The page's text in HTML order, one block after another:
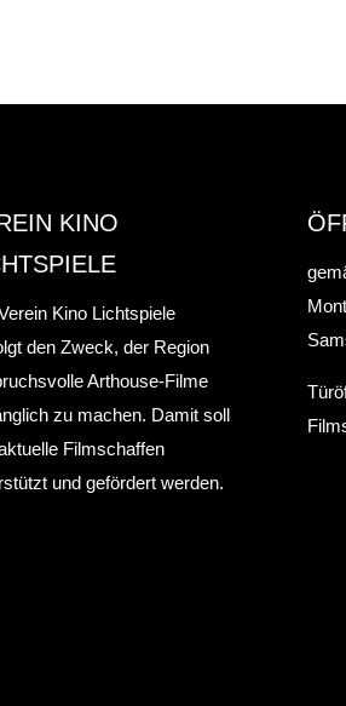
KINO
Kino Lichtspiele
den Zweck, der Region
Arthouse-Filme
zu machen. Damit soll
Filmschaffen
und gefördert werden.